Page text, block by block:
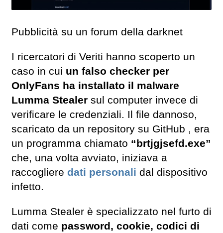
Pubblicità su un forum della darknet
I ricercatori di Veriti hanno scoperto un
caso in cui un falso checker per
OnlyFans ha installato il malware
Lumma Stealer sul computer invece di
verificare le credenziali. Il file dannoso,
scaricato da un repository su GitHub , era
un programma chiamato “brtjgjsefd.exe”
che, una volta avviato, iniziava a
raccogliere dati personali dal dispositivo
infetto.
Lumma Stealer è specializzato nel furto di
dati come password, cookie, codici di